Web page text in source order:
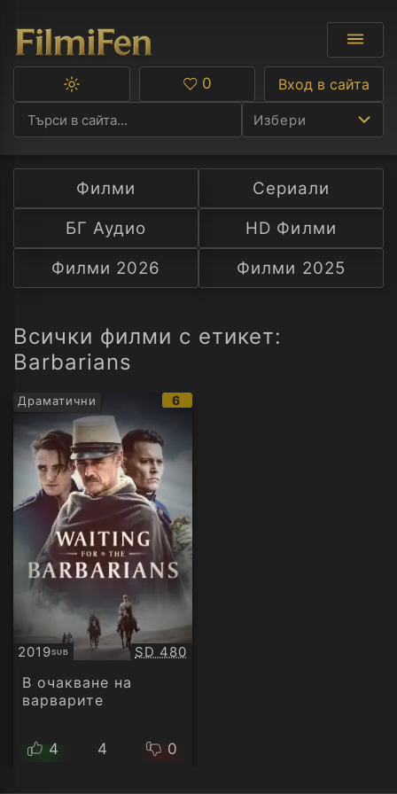
Избери
Ф
С
А
Превключване
тъмна
тема
Любими
0 Вход в сайта
Филми
Сериали
БГ Аудио
HD Филми
Филми 2026
Филми 2025
Всички филми с етикет:
Barbarians
Драматични
IMDb
6
2019SUB
Субтитри Качество:
SD 480
В очакване на
варварите
4 4 0